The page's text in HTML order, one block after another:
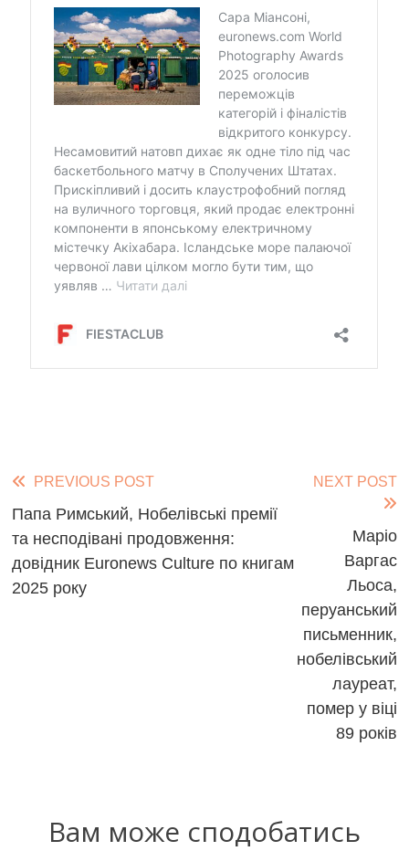
Read
more
articles
PREVIOUS POST
Папа Римський, Нобелівські премії
та несподівані продовження:
довідник Euronews Culture по книгам
2025 року
NEXT POST
Маріо
Варгас
Льоса,
перуанський
письменник,
нобелівський
лауреат,
помер у віці
89 років
Вам може сподобатись